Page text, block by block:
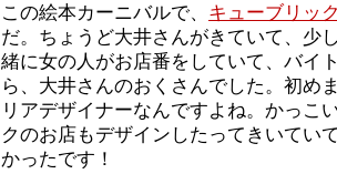
この絵本カーニバルで、 キューブリッ
だ。ちょうど大井さんがきていて、少
緒に女の人がお店番をしていて、バイ
ら、大井さんのおくさんでした。初め
リアデザイナーなんですよね。かっこ
クのお店もデザインしたってきいてい
かったです！